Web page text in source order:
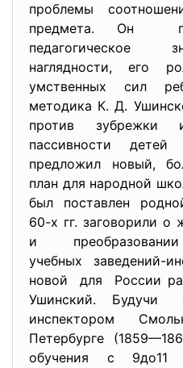
проблемы
предмета. Он
педагогическое
наглядности,
умственных сил
методика К. Д.
против зубрежки и
пассивности
предложил новый,
план для народной
был поставлен
60-х гг. заговорили
и
учебных заведений-
новой для России
Ушинский. Будучи
инспектором
Петербурге
обучения с 9до11